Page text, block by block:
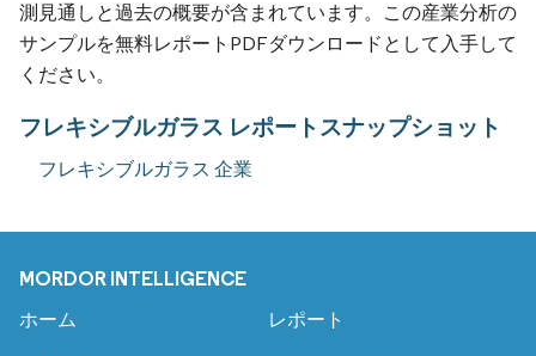
測見通しと過去の概要が含まれています。この産業分析の
サンプルを無料レポートPDFダウンロードとして入手して
ください。
フレキシブルガラス レポートスナップショット
フレキシブルガラス 企業
MORDOR INTELLIGENCE
ホーム レポート